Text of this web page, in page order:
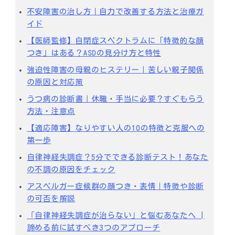
不安障害の治し方｜自力で改善する方法と治療ガ
イド
【医師監修】自閉症スペクトラムに「特徴的な顔
つき」はある？ASDの見分け方と特性
強迫性障害の母親のヒステリー｜苦しい親子関係
の原因と対応策
うつ病の診断書｜休職・手当に必要？すぐもらう
方法・注意点
【適応障害】なりやすい人の10の特徴と克服への
第一歩
自律神経失調症？5分でできる診断テスト！あなた
の不調の原因をチェック
アスペルガー症候群の顔つき・表情｜特徴や診断
の可否を解説
「自律神経失調症が治らない」と悩むあなたへ |
諦める前に試すべき3つのアプローチ